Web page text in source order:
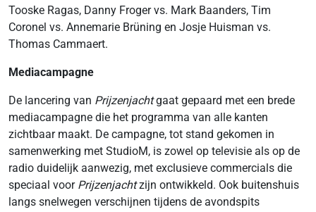
Tooske Ragas, Danny Froger vs. Mark Baanders, Tim
Coronel vs. Annemarie Brüning en Josje Huisman vs.
Thomas Cammaert.
Mediacampagne
De lancering van Prijzenjachtgaat gepaard met een brede
mediacampagne die het programma van alle kanten
zichtbaar maakt. De campagne, tot stand gekomen in
samenwerking met StudioM, is zowel op televisie als op de
radio duidelijk aanwezig, met exclusieve commercials die
speciaal voor Prijzenjachtzijn ontwikkeld. Ook buitenshuis
langs snelwegen verschijnen tijdens de avondspits